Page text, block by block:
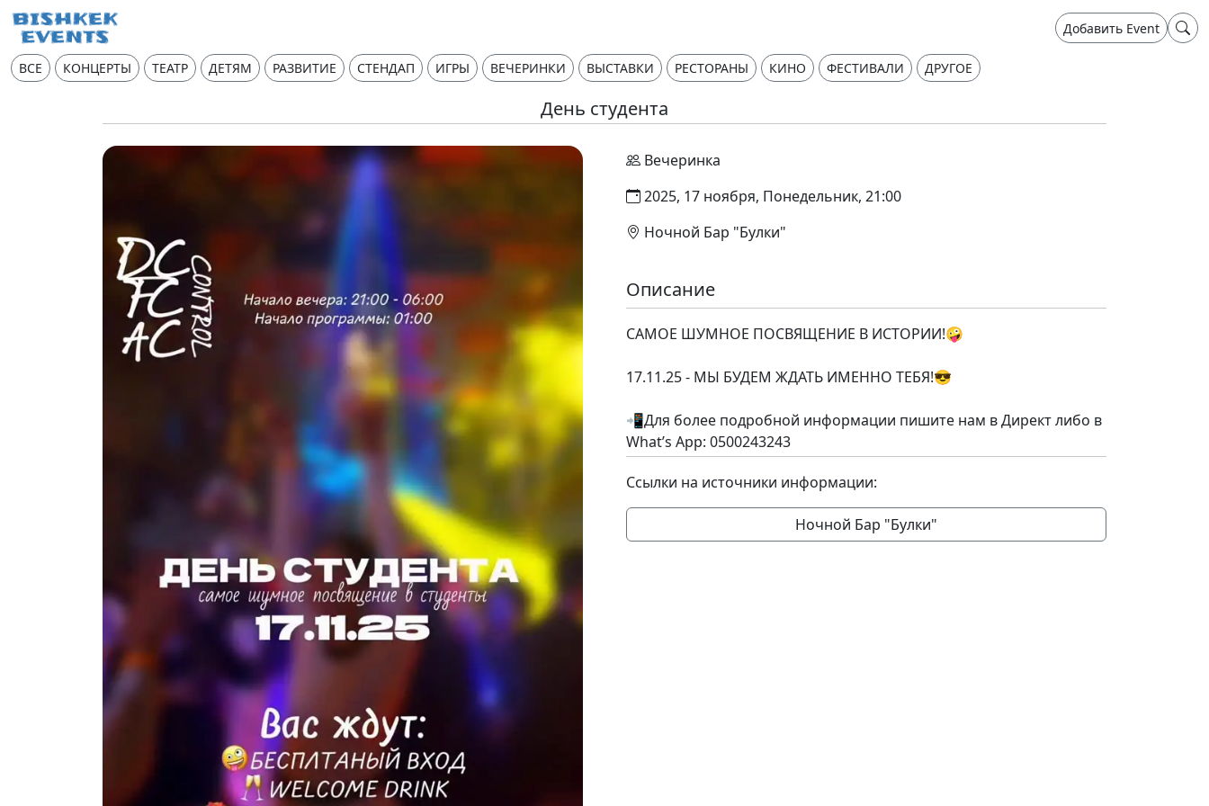
Добавить Event
ВСЕ КОНЦЕРТЫ ТЕАТР ДЕТЯМ РАЗВИТИЕ СТЕНДАП ИГРЫ ВЕЧЕРИНКИ ВЫСТАВКИ РЕСТОРАНЫ КИНО ФЕСТИВАЛИ ДРУГОЕ
День студента
Вечеринка
2025, 17 ноября, Понедельник, 21:00
Ночной Бар "Булки"
Описание
САМОЕ ШУМНОЕ ПОСВЯЩЕНИЕ В ИСТОРИИ!🤪
17.11.25 - МЫ БУДЕМ ЖДАТЬ ИМЕННО ТЕБЯ!😎
📲Для более подробной информации пишите нам в Директ либо в
What’s App: 0500243243
Ссылки на источники информации:
Ночной Бар "Булки"